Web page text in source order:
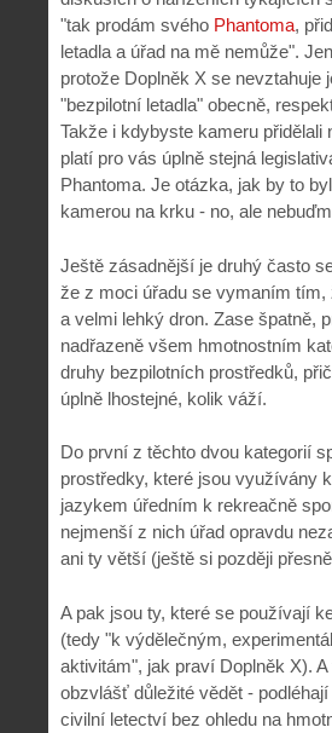
"tak prodám svého Phantoma,
letadla a úřad na mě nemůže".
protože Doplněk X se nevztahuje
"bezpilotní letadla" obecně,
Takže i kdybyste kameru přidělali
platí pro vás úplně stejná
Phantoma. Je otázka, jak by to
kamerou na krku - no, ale
Ještě zásadnější je druhý často
že z moci úřadu se vymaním
a velmi lehký dron. Zase špatně,
nadřazeně všem hmotnostním
druhy bezpilotních prostředků,
úplně lhostejné, kolik váží.
Do první z těchto dvou kategorií
prostředky, které jsou využívány
jazykem úředním k rekreačně
nejmenší z nich úřad opravdu
ani ty větší (ještě si později
A pak jsou ty, které se používají
(tedy "k výdělečným,
aktivitám", jak praví Doplněk X).
obzvlášť důležité vědět -
civilní letectví bez ohledu na